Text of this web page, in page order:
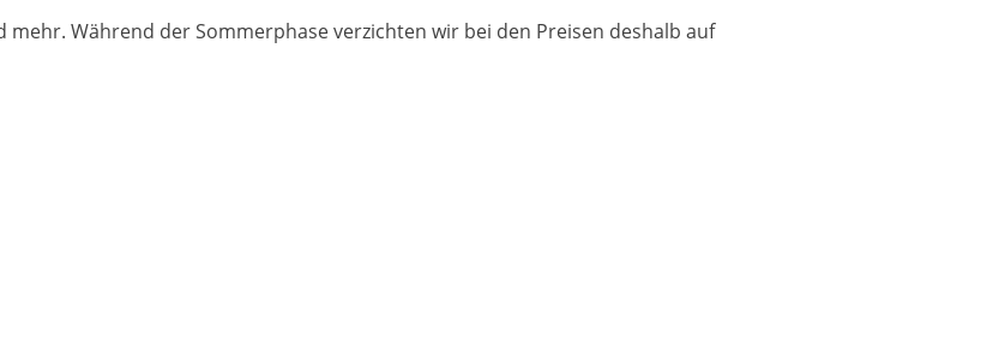
Während der Sommerphase verzichten wir bei den Preisen deshalb auf